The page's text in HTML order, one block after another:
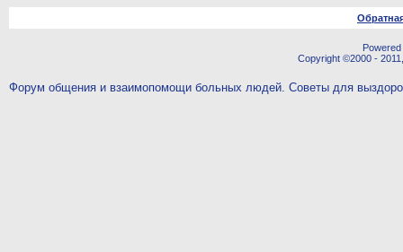
Copyright ©2000 -
Форум общения и взаимопомощи больных людей. Советы для